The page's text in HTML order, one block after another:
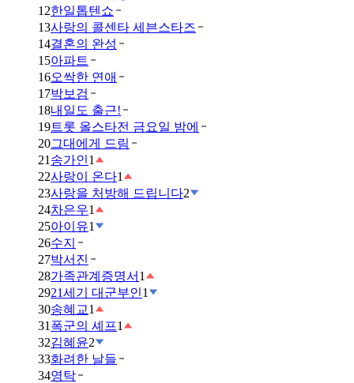
12한일톱텐쇼
13사랑의 콜센타 세븐스타즈
14결혼의 완성
15아파트
16오싹한 연애
17박보검
18내일도 출근!
19트롯 올스타전 금요일 밤에
20그대에게 드림
21 송가인1
22사랑이 온다1
23사랑을 처방해 드립니다2
24차은우1
25아이유1
26수지
27박서진
28가족관계증명서 1
2921세기 대군부인1
30송혜교1
31 폭군의 셰프1
32김혜윤2
33화려한 날들
34영탁